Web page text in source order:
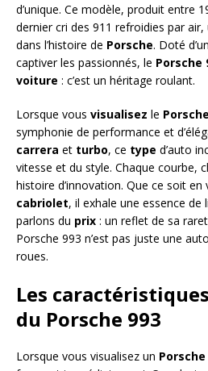
d’unique. Ce modèle, produit entre
dernier cri des 911 refroidies par
dans l’histoire de Porsche. Doté
captiver les passionnés, le Porsche
voiture : c’est un héritage roulant.
Lorsque vous visualisez le
symphonie de performance et
carrera et turbo, ce type d’auto
vitesse et du style. Chaque courbe,
histoire d’innovation. Que ce soit en
cabriolet, il exhale une essence de
parlons du prix : un reflet de sa
Porsche 993 n’est pas juste une
roues.
Les
du Porsche 993
Lorsque vous visualisez un Porsche